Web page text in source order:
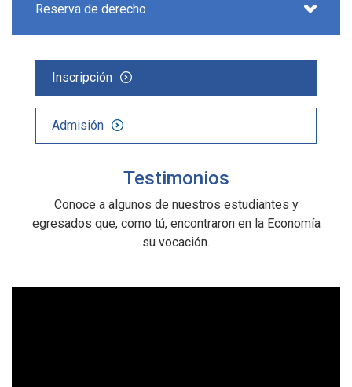
Reserva de derecho
Inscripción
Admisión
Testimonios
Conoce a algunos de nuestros estudiantes y
egresados que, como tú, encontraron en la Economía
su vocación.